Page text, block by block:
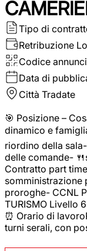
Tipo di
Retribuzione
Codice
Data di
Città Tradate
🎯 Posizione –
dinamico e
riordino della
delle comande-
Contratto part
somministrazione
proroghe- CCNL
TURISMO Livello
⏰ Orario di
turni serali, con